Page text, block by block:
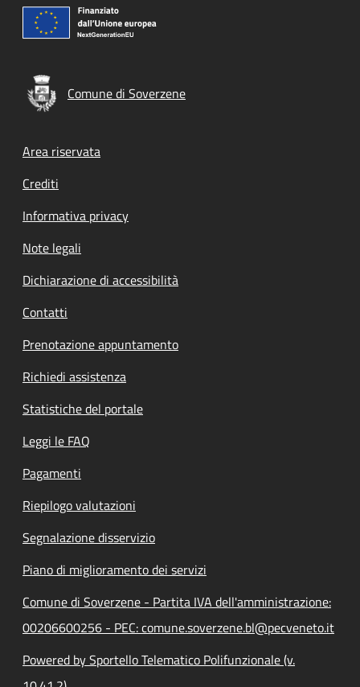
Comune di Soverzene
Footer menu
Area riservata
Crediti
Informativa privacy
Note legali
Dichiarazione di accessibilità
Contatti
Prenotazione appuntamento
Richiedi assistenza
Statistiche del portale
Leggi le FAQ
Pagamenti
Riepilogo valutazioni
Segnalazione disservizio
Piano di miglioramento dei servizi
Comune di Soverzene - Partita IVA dell'amministrazione:
00206600256 - PEC: comune.soverzene.bl@pecveneto.it
Powered by Sportello Telematico Polifunzionale (v.